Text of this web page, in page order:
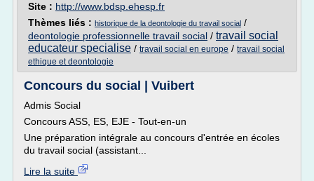
Site : http://www.bdsp.ehesp.fr
Thèmes liés : historique de la deontologie du travail social /
deontologie professionnelle travail social / travail social
educateur specialise / travail social en europe / travail social
ethique et deontologie
Concours du social | Vuibert
Admis Social
Concours ASS, ES, EJE - Tout-en-un
Une préparation intégrale au concours d'entrée en écoles
du travail social (assistant...
Lire la suite